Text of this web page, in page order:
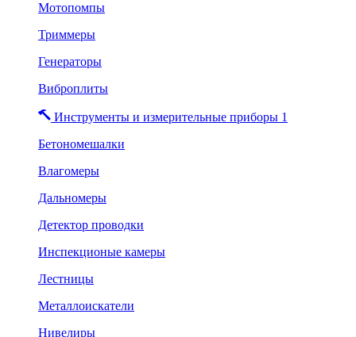
Мотопомпы
Триммеры
Генераторы
Виброплиты
Инструменты и измерительные приборы 1
Бетономешалки
Влагомеры
Дальномеры
Детектор проводки
Инспекционые камеры
Лестницы
Металлоискатели
Нивелиры